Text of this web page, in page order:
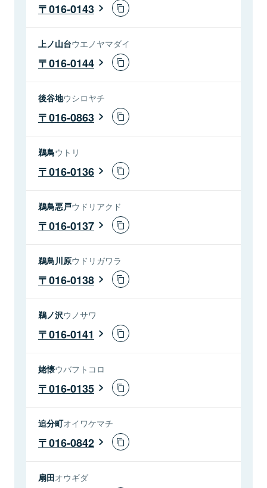
016-0143
上ノ山台ウエノヤマダイ
016-0144
後谷地ウシロヤチ
016-0863
鵜鳥ウトリ
016-0136
鵜鳥悪戸ウドリアクド
016-0137
鵜鳥川原ウドリガワラ
016-0138
鵜ノ沢ウノサワ
016-0141
姥懐ウバフトコロ
016-0135
追分町オイワケマチ
016-0842
扇田オウギダ